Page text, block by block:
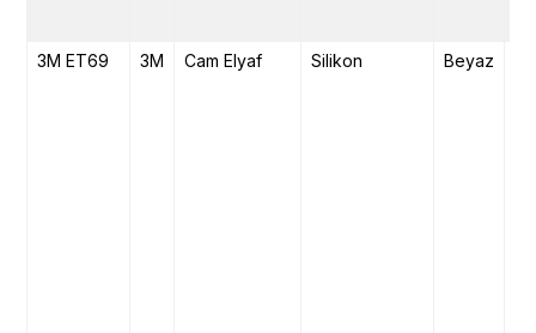
3M ET69 3M Cam Elyaf Silikon Beyaz